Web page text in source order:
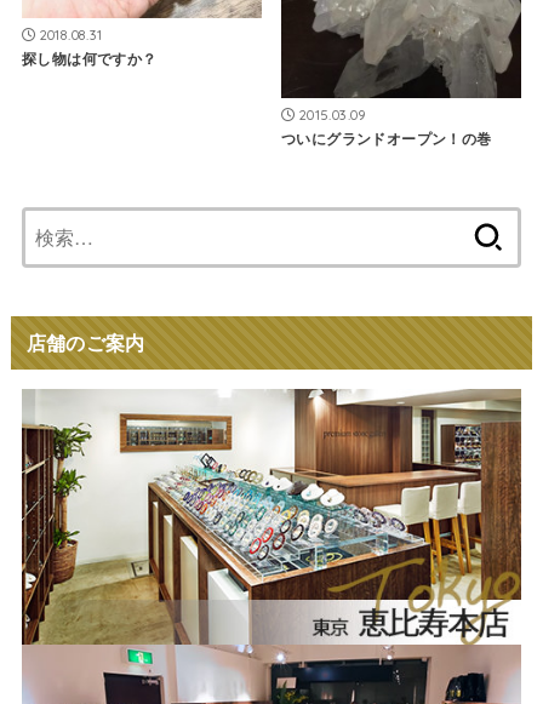
2018.08.31
探し物は何ですか？
2015.03.09
ついにグランドオープン！の巻
索:
店舗のご案内